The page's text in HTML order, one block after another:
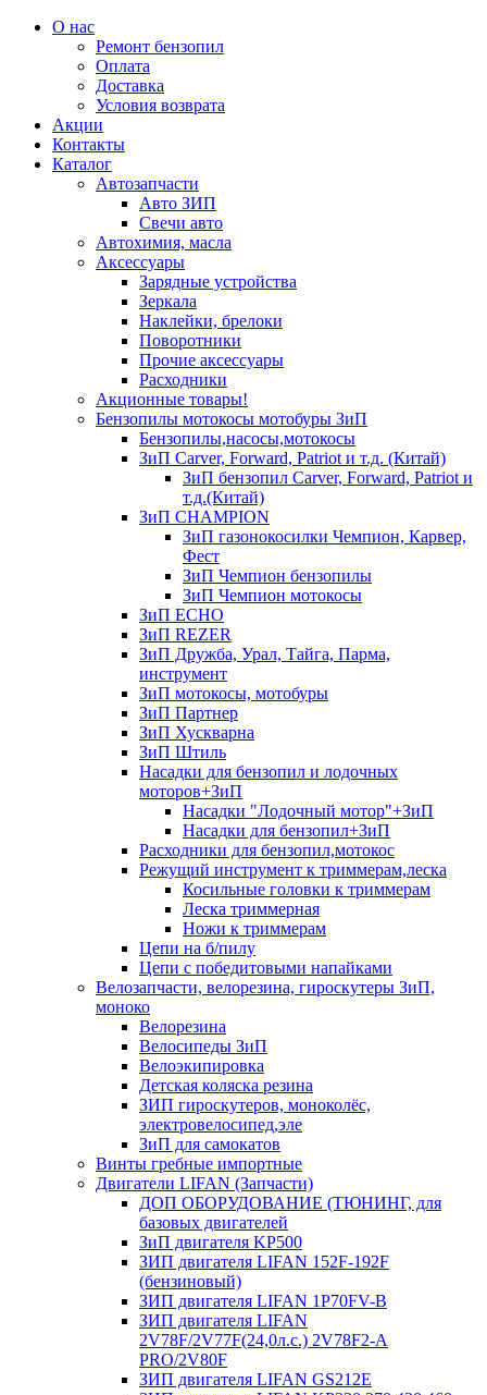
О нас
Ремонт бензопил
Оплата
Доставка
Условия возврата
Акции
Контакты
Каталог
Автозапчасти
Авто ЗИП
Свечи авто
Автохимия, масла
Аксессуары
Зарядные устройства
Зеркала
Наклейки, брелоки
Поворотники
Прочие аксессуары
Расходники
Акционные товары!
Бензопилы мотокосы мотобуры ЗиП
Бензопилы,насосы,мотокосы
ЗиП Carver, Forward, Patriot и т.д. (Китай)
ЗиП бензопил Carver, Forward, Patriot и
т.д.(Китай)
ЗиП CHAMPION
ЗиП газонокосилки Чемпион, Карвер,
Фест
ЗиП Чемпион бензопилы
ЗиП Чемпион мотокосы
ЗиП ECHO
ЗиП REZER
ЗиП Дружба, Урал, Тайга, Парма,
инструмент
ЗиП мотокосы, мотобуры
ЗиП Партнер
ЗиП Хускварна
ЗиП Штиль
Насадки для бензопил и лодочных
моторов+ЗиП
Насадки "Лодочный мотор"+ЗиП
Насадки для бензопил+ЗиП
Расходники для бензопил,мотокос
Режущий инструмент к триммерам,леска
Косильные головки к триммерам
Леска триммерная
Ножи к триммерам
Цепи на б/пилу
Цепи с победитовыми напайками
Велозапчасти, велорезина, гироскутеры ЗиП,
моноко
Велорезина
Велосипеды ЗиП
Велоэкипировка
Детская коляска резина
ЗИП гироскутеров, моноколёс,
электровелосипед,эле
ЗиП для самокатов
Винты гребные импортные
Двигатели LIFAN (Запчасти)
ДОП ОБОРУДОВАНИЕ (ТЮНИНГ, для
базовых двигателей
ЗиП двигателя KP500
ЗИП двигателя LIFAN 152F-192F
(бензиновый)
ЗИП двигателя LIFAN 1P70FV-B
ЗИП двигателя LIFAN
2V78F/2V77F(24,0л.с.) 2V78F2-A
PRO/2V80F
ЗИП двигателя LIFAN GS212E